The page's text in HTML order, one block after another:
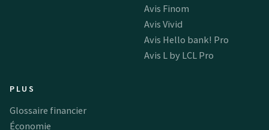
Avis Finom
Avis Vivid
Avis Hello bank! Pro
Avis L by LCL Pro
PLUS
Glossaire financier
Économie